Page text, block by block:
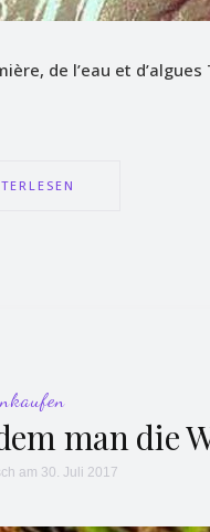
de l’eau et
man die
am 30. Juli 2017